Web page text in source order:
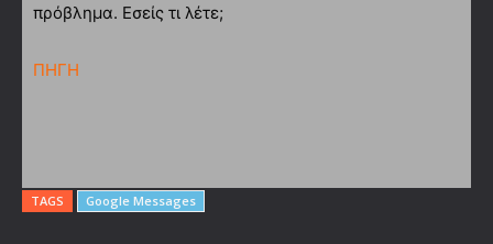
πρόβλημα. Εσείς τι λέτε;
ΠΗΓΗ
TAGS Google Messages